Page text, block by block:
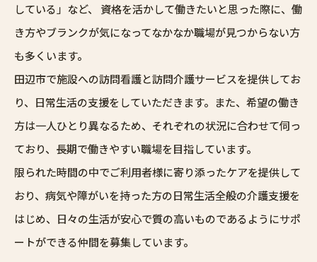
している」など、 資格を活かして働きたいと思った際に、働
き方やブランクが気になってなかなか職場が見つからない方
も多くいます。
田辺市で施設への訪問看護と訪問介護サービスを提供してお
り、日常生活の支援をしていただきます。また、希望の働き
方は一人ひとり異なるため、それぞれの状況に合わせて伺っ
ており、長期で働きやすい職場を目指しています。
限られた時間の中でご利用者様に寄り添ったケアを提供して
おり、病気や障がいを持った方の日常生活全般の介護支援を
はじめ、日々の生活が安心で質の高いものであるようにサポ
ートができる仲間を募集しています。